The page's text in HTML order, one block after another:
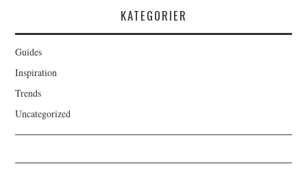
KATEGORIER
Guides
Inspiration
Trends
Uncategorized